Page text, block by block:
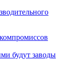
будут заводы